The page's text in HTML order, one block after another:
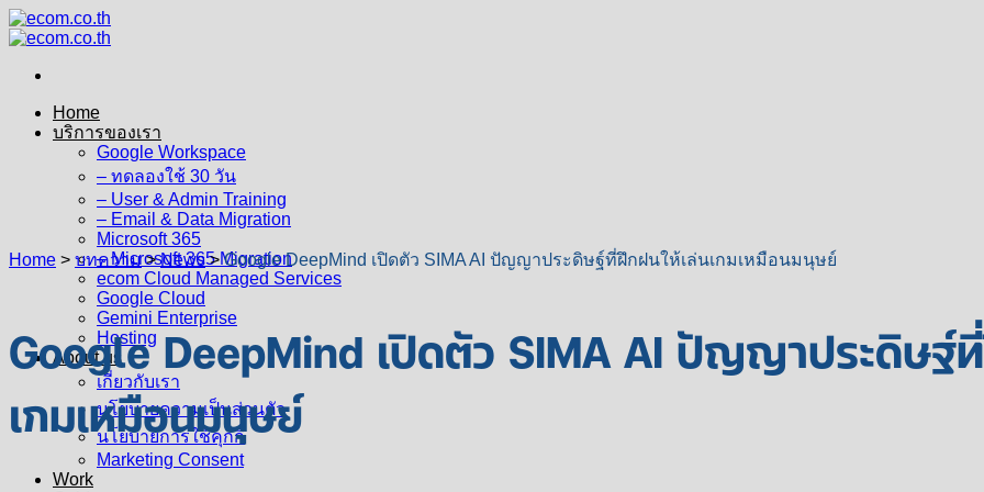
Skip
to
Home
บริการของเรา
Google Workspace
– ทดลองใช้ 30 วัน
– User & Admin Training
– Email & Data Migration
Microsoft 365
– Microsoft 365 Migration
ecom Cloud Managed Services
Google Cloud
Gemini Enterprise
Hosting
About us
เกี่ยวกับเรา
นโยบายความเป็นส่วนตัว
นโยบายการใช้คุกกี้
Marketing Consent
Work
Home > บทความ>News>Google DeepMind เปิดตัว SIMA AI ปัญญาประดิษฐ์ที่ฝึกฝนให้เล่นเกมเหมือนมนุษย์
Google DeepMind เปิดตัว SIMA AI ปัญญาประดิษฐ์
เกมเหมือนมนุษย์